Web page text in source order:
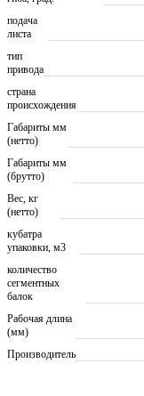
подача
листа
тип
привода
страна
происхождения
Габариты мм
(нетто)
Габариты мм
(брутто)
Вес, кг
(нетто)
кубатра
упаковки, м3
количество
сегментных
балок
Рабочая длина
(мм)
Производитель